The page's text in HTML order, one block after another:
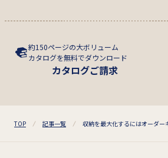
約150ページの大ボリューム
カタログを無料でダウンロード
カタログご請求
TOP 記事一覧